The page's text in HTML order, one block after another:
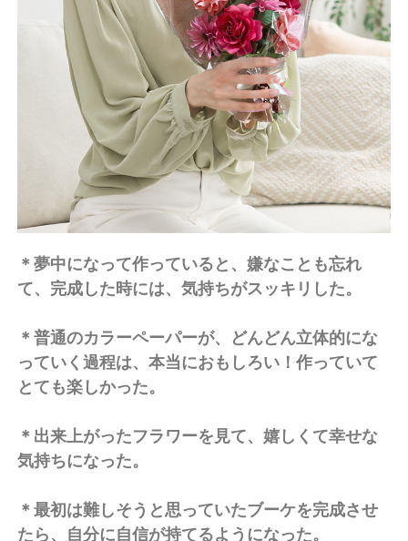
＊夢中になって作っていると、嫌なことも忘れ
て、完成した時には、気持ちがスッキリした。
＊普通のカラーペーパーが、どんどん立体的にな
っていく過程は、本当におもしろい！作っていて
とても楽しかった。
＊出来上がったフラワーを見て、嬉しくて幸せな
気持ちになった。
＊最初は難しそうと思っていたブーケを完成させ
たら、自分に自信が持てるようになった。